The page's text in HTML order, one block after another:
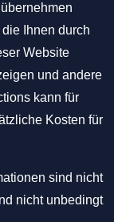
Ihnen durch
Website
und andere
kann für
Kosten für
sind nicht
nicht unbedingt